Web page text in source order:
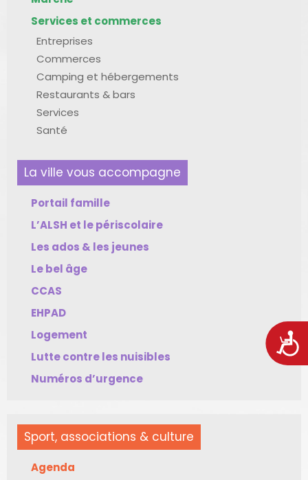
Services et commerces
Entreprises
Commerces
Camping et hébergements
Restaurants & bars
Services
Santé
La ville vous accompagne
Portail famille
L’ALSH et le périscolaire
Les ados & les jeunes
Le bel âge
CCAS
EHPAD
Logement
Lutte contre les nuisibles
Numéros d’urgence
Sport, associations & culture
Agenda